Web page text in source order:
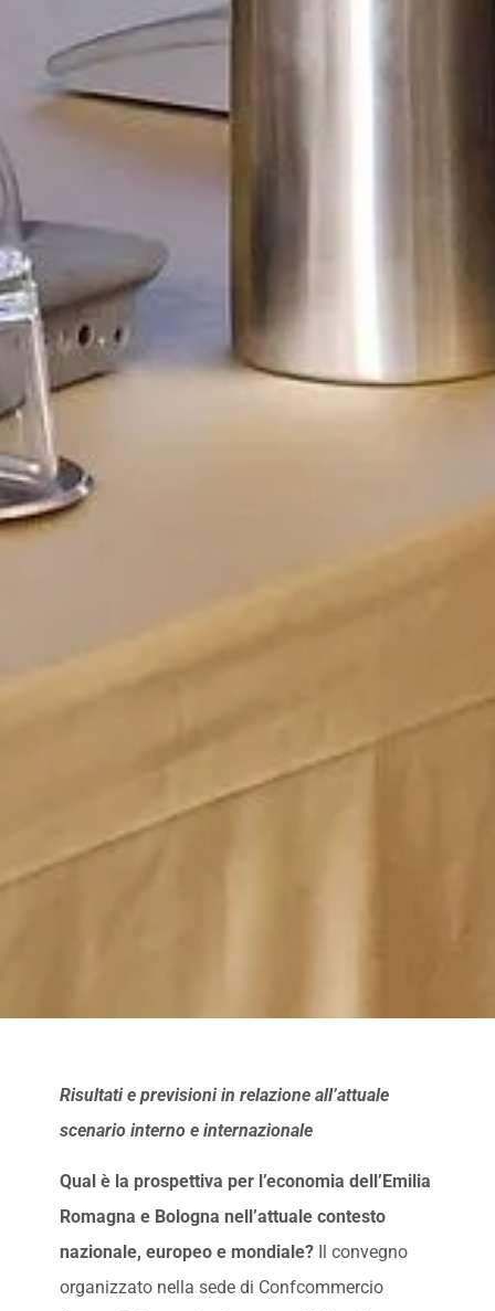
Risultati e previsioni in relazione all’attuale
scenario interno e internazionale
Qual è la prospettiva per l’economia dell’Emilia
Romagna e Bologna nell’attuale contesto
nazionale, europeo e mondiale?Il convegno
organizzato nella sede di Confcommercio